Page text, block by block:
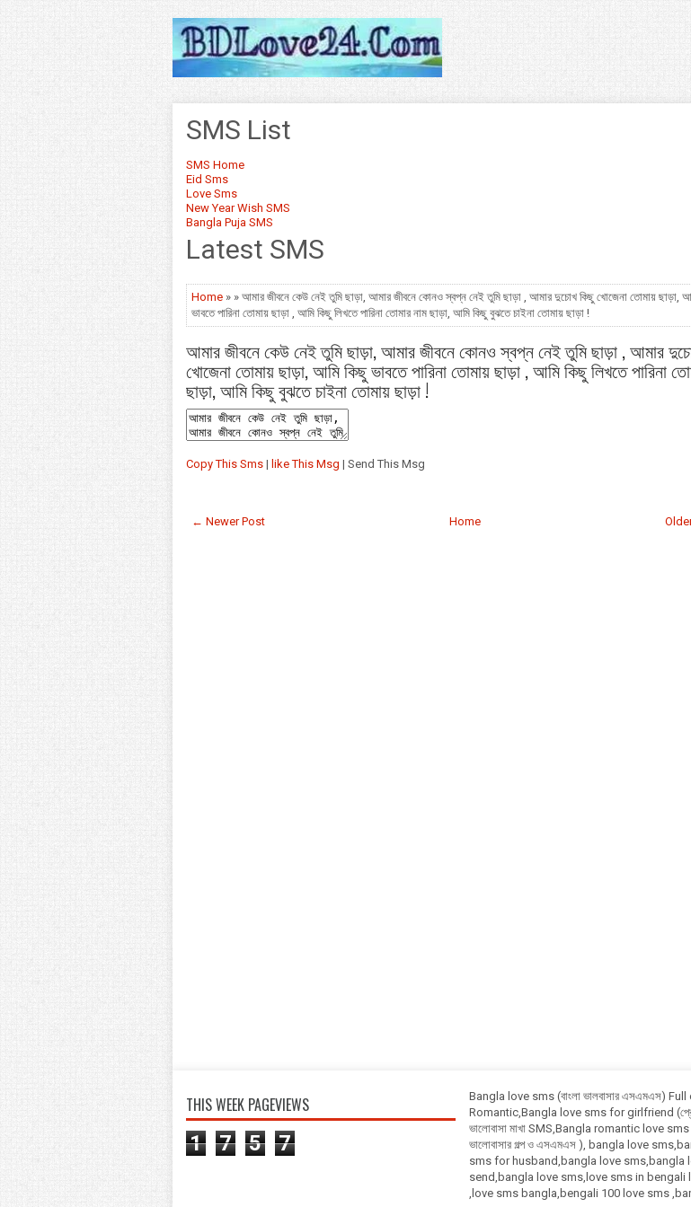
SMS List
SMS Home
Eid Sms
Love Sms
New Year Wish SMS
Bangla Puja SMS
Latest SMS
Home » » আমার জীবনে কেউ নেই তুমি ছাড়া, আমার জীবনে কোনও স্বপ্ন নেই তুমি ছাড়া , আমার দুচোখ কিছু খোজেনা তোমায় ছাড়া,
ভাবতে পারিনা তোমায় ছাড়া , আমি কিছু লিখতে পারিনা তোমার নাম ছাড়া, আমি কিছু বুঝতে চাইনা তোমায় ছাড়া !
আমার জীবনে কেউ নেই তুমি ছাড়া, আমার জীবনে কোনও স্বপ্ন নেই তুমি ছাড়া , আমার
খোজেনা তোমায় ছাড়া, আমি কিছু ভাবতে পারিনা তোমায় ছাড়া , আমি কিছু লিখতে পারিনা
ছাড়া, আমি কিছু বুঝতে চাইনা তোমায় ছাড়া !
Copy This Sms | like This Msg | Send This Msg
← Newer Post Home
THIS WEEK PAGEVIEWS
1 7 5 7
Bangla love sms (বাংলা ভালবাসার এসএমএস)
Romantic,Bangla love sms for girlfriend
ভালোবাসা মাখা SMS,Bangla romantic love sms
ভালোবাসার গল্প ও এসএমএস ), bangla love
sms for husband,bangla love sms,bangla
send,bangla love sms,love sms in bengali
,love sms bangla,bengali 100 love sms